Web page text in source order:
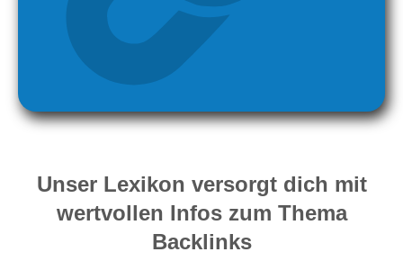
Unser Lexikon versorgt dich mit
wertvollen Infos zum Thema
Backlinks